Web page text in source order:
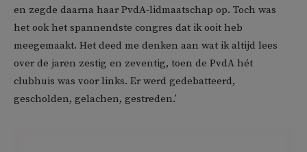
en zegde daarna haar PvdA-lidmaatschap op. Toch was
het ook het spannendste congres dat ik ooit heb
meegemaakt. Het deed me denken aan wat ik altijd lees
over de jaren zestig en zeventig, toen de PvdA hét
clubhuis was voor links. Er werd gedebatteerd,
gescholden, gelachen, gestreden.’